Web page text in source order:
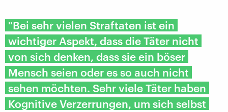
"Bei sehr vielen Straftaten ist ein
wichtiger Aspekt, dass die Täter nicht
von sich denken, dass sie ein böser
Mensch seien oder es so auch nicht
sehen möchten. Sehr viele Täter haben
Kognitive Verzerrungen, um sich selbst